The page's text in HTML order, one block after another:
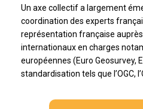
Un axe collectif a largement
coordination des experts
représentation française auprès
internationaux en charges
européennes (Euro Geosurvey,
standardisation tels que l’OGC,